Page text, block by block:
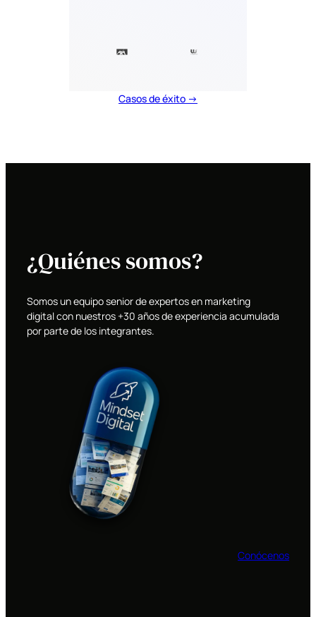
Casos de éxito →
¿Quiénes somos?
Somos un equipo senior de expertos en marketing
digital con nuestros +30 años de experiencia acumulada
por parte de los integrantes.
Conócenos